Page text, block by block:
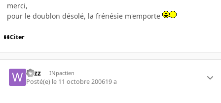
merci,
pour le doublon désolé, la frénésie m'emporte
Citer
wizz INpactien
Posté(e) le 11 octobre 200619 a